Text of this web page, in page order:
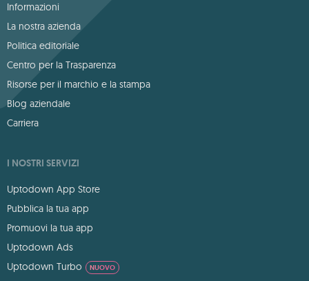
Informazioni
La nostra azienda
Politica editoriale
Centro per la Trasparenza
Risorse per il marchio e la stampa
Blog aziendale
Carriera
I NOSTRI SERVIZI
Uptodown App Store
Pubblica la tua app
Promuovi la tua app
Uptodown Ads
Uptodown Turbo
NUOVO